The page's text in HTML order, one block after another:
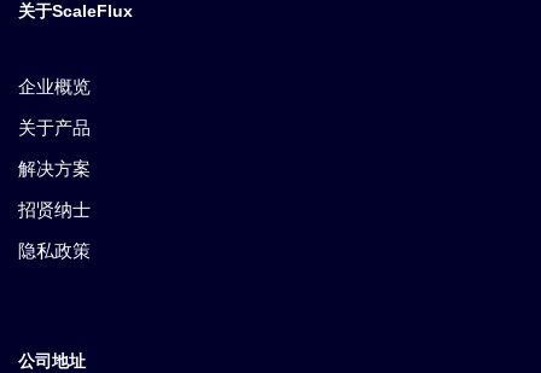
关于ScaleFlux
企业概览
关于产品
解决方案
招贤纳士
隐私政策
公司地址